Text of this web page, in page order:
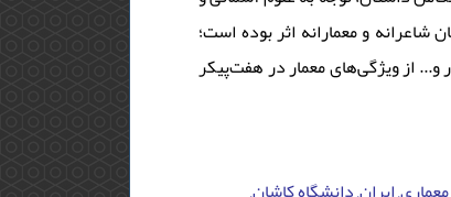
و معمارانه‌ اثر بوده است؛
و... از ویژگی‌های معمار در هفت‌پیکر